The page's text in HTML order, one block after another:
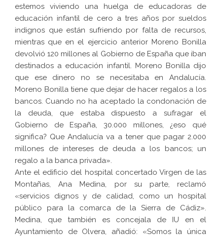
estemos viviendo una huelga de educadoras de
educación infantil de cero a tres años por sueldos
indignos que están sufriendo por falta de recursos,
mientras que en el ejercicio anterior Moreno Bonilla
devolvió 120 millones al Gobierno de España que iban
destinados a educación infantil. Moreno Bonilla dijo
que ese dinero no se necesitaba en Andalucía.
Moreno Bonilla tiene que dejar de hacer regalos a los
bancos. Cuando no ha aceptado la condonación de
la deuda, que estaba dispuesto a sufragar el
Gobierno de España, 30.000 millones, ¿eso qué
significa? Que Andalucía va a tener que pagar 2.000
millones de intereses de deuda a los bancos; un
regalo a la banca privada».
Ante el edificio del hospital concertado Virgen de las
Montañas, Ana Medina, por su parte, reclamó
«servicios dignos y de calidad, como un hospital
público para la comarca de la Sierra de Cádiz».
Medina, que también es concejala de IU en el
Ayuntamiento de Olvera, añadió: «Somos la única